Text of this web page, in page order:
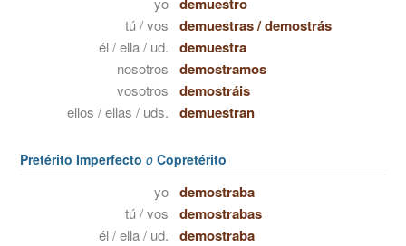
tú / vos demuestras/demostrás
él / ella / ud. demuestra
nosotros demostramos
vosotros demostráis
ellos / ellas / uds. demuestran
Pretérito Imperfecto o Copretérito
yo demostraba
tú / vos demostrabas
él / ella / ud. demostraba